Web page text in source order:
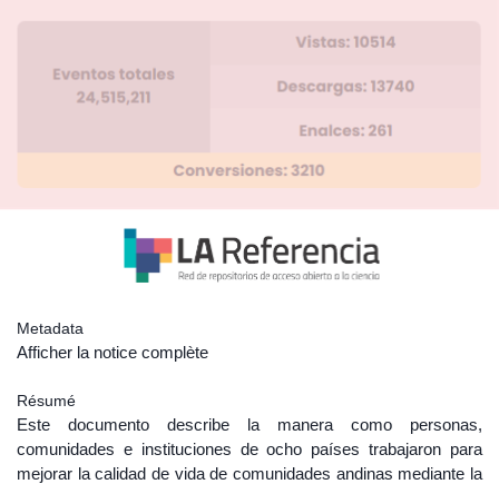
Metadata
Afficher la notice complète
Résumé
Este documento describe la manera como personas,
comunidades e instituciones de ocho países trabajaron para
mejorar la calidad de vida de comunidades andinas mediante la